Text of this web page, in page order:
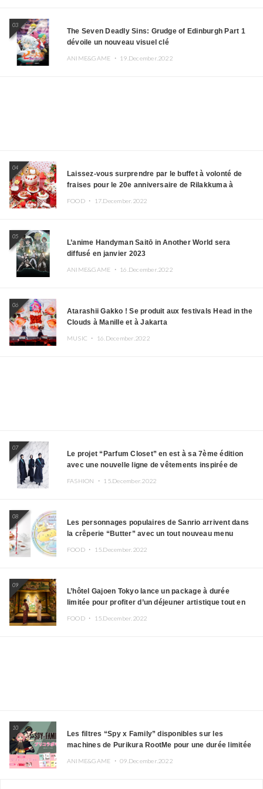
03
The Seven Deadly Sins: Grudge of Edinburgh Part 1
dévoile un nouveau visuel clé
ANIME&GAME ・ 19.December.2022
04
Laissez-vous surprendre par le buffet à volonté de
fraises pour le 20e anniversaire de Rilakkuma à
FOOD ・ 17.December.2022
05
L’anime Handyman Saitō in Another World sera
diffusé en janvier 2023
ANIME&GAME ・ 16.December.2022
06
Atarashii Gakko ! Se produit aux festivals Head in the
Clouds à Manille et à Jakarta
MUSIC ・ 16.December.2022
07
Le projet “Parfum Closet” en est à sa 7ème édition
avec une nouvelle ligne de vêtements inspirée de
FASHION ・ 15.December.2022
08
Les personnages populaires de Sanrio arrivent dans
la crêperie “Butter” avec un tout nouveau menu
FOOD ・ 15.December.2022
09
L’hôtel Gajoen Tokyo lance un package à durée
limitée pour profiter d’un déjeuner artistique tout en
FOOD ・ 15.December.2022
10
Les filtres “Spy x Family” disponibles sur les
machines de Purikura RootMe pour une durée limitée
ANIME&GAME ・09.December.2022